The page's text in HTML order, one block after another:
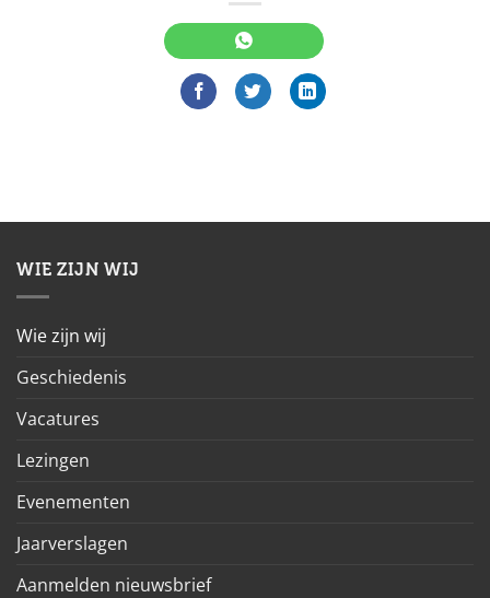
WIE ZIJN WIJ
Wie zijn wij
Geschiedenis
Vacatures
Lezingen
Evenementen
Jaarverslagen
Aanmelden nieuwsbrief